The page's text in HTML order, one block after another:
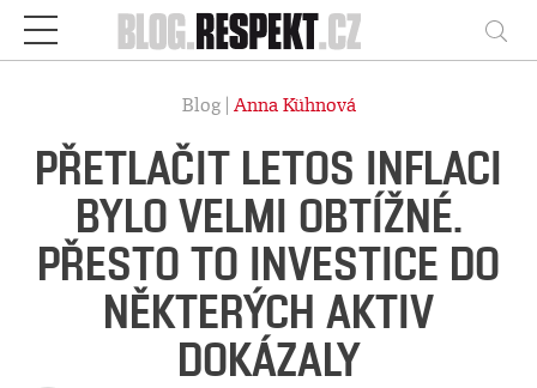
Respekt
Blog | Anna Kühnová
PŘETLAČIT LETOS INFLACI
BYLO VELMI OBTÍŽNÉ.
PŘESTO TO INVESTICE DO
NĚKTERÝCH AKTIV
DOKÁZALY